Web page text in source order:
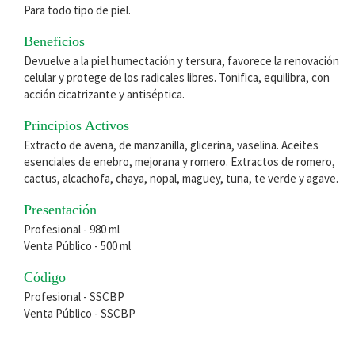
Para todo tipo de piel.
Beneficios
Devuelve a la piel humectación y tersura, favorece la renovación
celular y protege de los radicales libres. Tonifica, equilibra, con
acción cicatrizante y antiséptica.
Principios Activos
Extracto de avena, de manzanilla, glicerina, vaselina. Aceites
esenciales de enebro, mejorana y romero. Extractos de romero,
cactus, alcachofa, chaya, nopal, maguey, tuna, te verde y agave.
Presentación
Profesional - 980 ml
Venta Público - 500 ml
Código
Profesional - SSCBP
Venta Público - SSCBP